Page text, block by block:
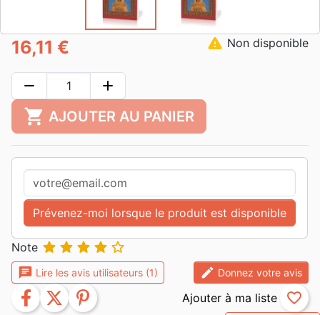
16,11 € warning Non disponible
remove add
shopping_cart AJOUTER AU PANIER
Prévenez-moi lorsque le produit est disponible
Note     
chat Lire les avis utilisateurs (1) edit Donnez votre avis
facebook twitter pinterest favorite_border